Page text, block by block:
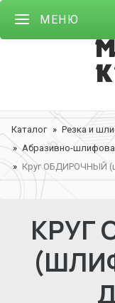
МЕНЮ
Каталог
Резка и
Абразивно-
Круг ОБДИРОЧНЫЙ
КРУГ